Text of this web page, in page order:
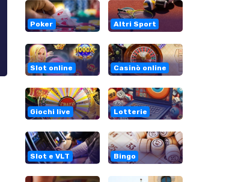
Poker Altri Sport
Slot online Casinò online
Giochi live Lotterie
Slot e VLT Bingo